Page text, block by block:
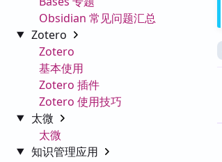
Obsidian 常见问题汇总
Zotero
Zotero
基本使用
Zotero 插件
Zotero 使用技巧
太微
太微
知识管理应用